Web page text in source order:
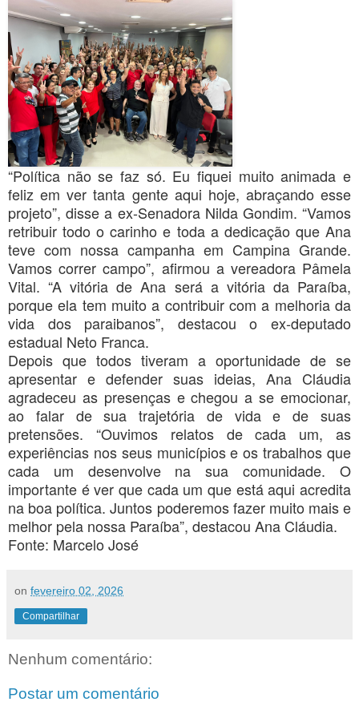
“Política não se faz só. Eu fiquei muito animada e
feliz em ver tanta gente aqui hoje, abraçando esse
projeto”, disse a ex-Senadora Nilda Gondim. “Vamos
retribuir todo o carinho e toda a dedicação que Ana
teve com nossa campanha em Campina Grande.
Vamos correr campo”, afirmou a vereadora Pâmela
Vital. “A vitória de Ana será a vitória da Paraíba,
porque ela tem muito a contribuir com a melhoria da
vida dos paraibanos”, destacou o ex-deputado
estadual Neto Franca.
Depois que todos tiveram a oportunidade de se
apresentar e defender suas ideias, Ana Cláudia
agradeceu as presenças e chegou a se emocionar,
ao falar de sua trajetória de vida e de suas
pretensões. “Ouvimos relatos de cada um, as
experiências nos seus municípios e os trabalhos que
cada um desenvolve na sua comunidade. O
importante é ver que cada um que está aqui acredita
na boa política. Juntos poderemos fazer muito mais e
melhor pela nossa Paraíba”, destacou Ana Cláudia.
Fonte: Marcelo José
on fevereiro 02, 2026
Compartilhar
Nenhum comentário:
Postar um comentário